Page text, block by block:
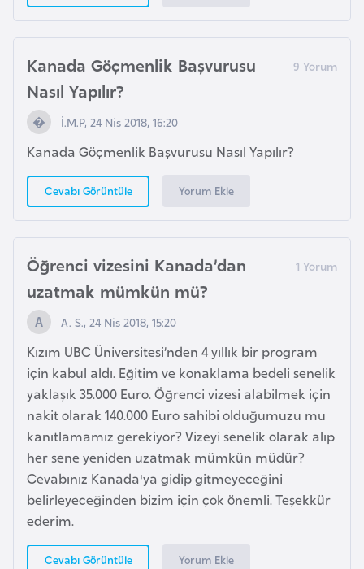
Kanada Göçmenlik Başvurusu
Nasıl Yapılır?
İ.M.P, 24 Nis 2018, 16:20
Kanada Göçmenlik Başvurusu Nasıl Yapılır?
Cevabı Görüntüle Yorum Ekle
Öğrenci vizesini Kanada’dan
uzatmak mümkün mü?
A. S., 24 Nis 2018, 15:20
Kızım UBC Üniversitesi’nden 4 yıllık bir program
için kabul aldı. Eğitim ve konaklama bedeli senelik
yaklaşık 35.000 Euro. Öğrenci vizesi alabilmek için
nakit olarak 140.000 Euro sahibi olduğumuzu mu
kanıtlamamız gerekiyor? Vizeyi senelik olarak alıp
her sene yeniden uzatmak mümkün müdür?
Cevabınız Kanada'ya gidip gitmeyeceğini
belirleyeceğinden bizim için çok önemli. Teşekkür
ederim.
Cevabı Görüntüle Yorum Ekle
B
i
s
a
u
G
n
e
r
e
n
a
d
a
G
ü
n
e
y